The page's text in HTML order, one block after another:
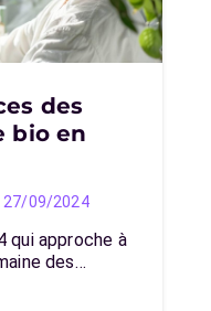
des
bio en
27/09/2024
qui approche à
des…